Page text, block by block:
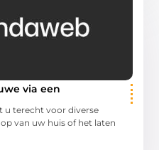
via een
u terecht voor diverse
van uw huis of het laten